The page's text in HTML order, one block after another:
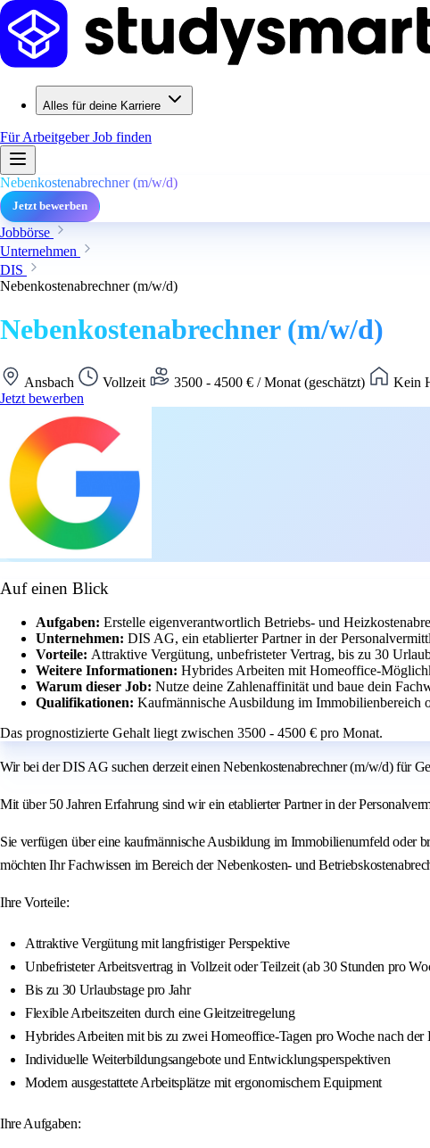
Alles für deine Karriere
Für ArbeitgeberJob finden
Nebenkostenabrechner (m/w/d)
Jetzt bewerben
Jobbörse
Unternehmen
DIS
Nebenkostenabrechner (m/w/d)
Nebenkostenabrechner (m/w/d)
Ansbach Vollzeit 3500 - 4500 € / Monat (geschätzt)
Kein
Jetzt bewerben
Auf einen Blick
Aufgaben: Erstelle eigenverantwortlich Betriebs- und
Unternehmen: DIS AG, ein etablierter Partner in der
Vorteile: Attraktive Vergütung, unbefristeter Vertrag, bis zu 30
Weitere Informationen: Hybrides Arbeiten mit Homeoffice-
Warum dieser Job: Nutze deine Zahlenaffinität und baue dein
Qualifikationen: Kaufmännische Ausbildung im Immobilienbereich
Das prognostizierte Gehalt liegt zwischen 3500 - 4500 € pro Monat.
Wir bei der DIS AG suchen derzeit einen Nebenkostenabrechner (m/w/d) für
Mit über 50 Jahren Erfahrung sind wir ein etablierter Partner in der
Sie verfügen über eine kaufmännische Ausbildung im Immobilienumfeld oder
möchten Ihr Fachwissen im Bereich der Nebenkosten- und
Ihre Vorteile:
Attraktive Vergütung mit langfristiger Perspektive
Unbefristeter Arbeitsvertrag in Vollzeit oder Teilzeit (ab 30 Stunden pro
Bis zu 30 Urlaubstage pro Jahr
Flexible Arbeitszeiten durch eine Gleitzeitregelung
Hybrides Arbeiten mit bis zu zwei Homeoffice-Tagen pro Woche nach der
Individuelle Weiterbildungsangebote und Entwicklungsperspektiven
Modern ausgestattete Arbeitsplätze mit ergonomischem Equipment
Ihre Aufgaben: